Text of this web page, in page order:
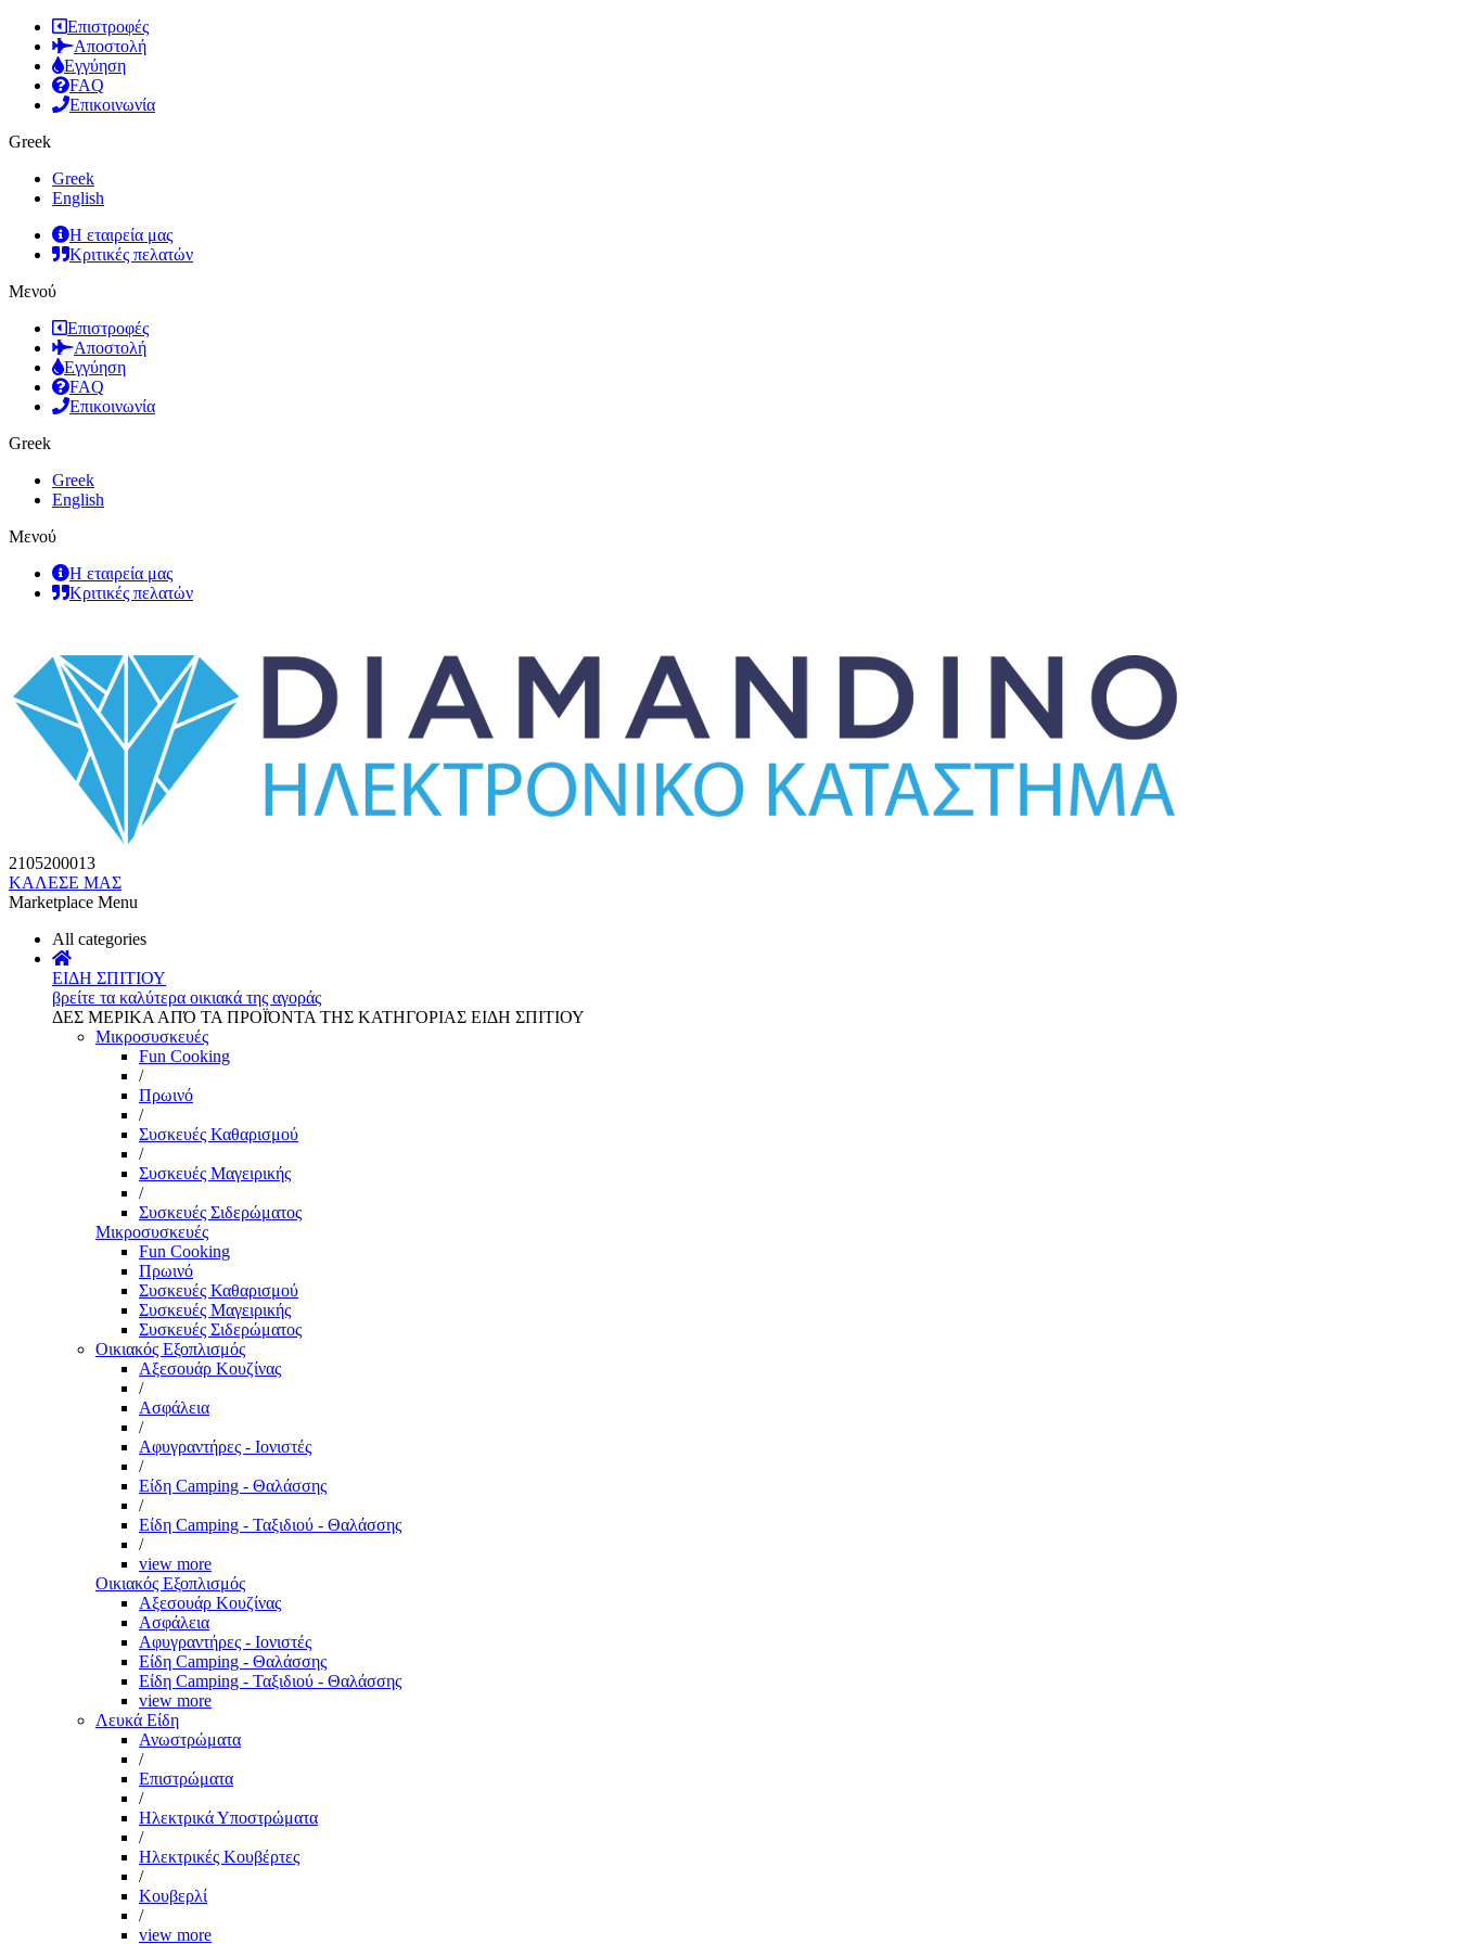
Επιστροφές
Αποστολή
Εγγύηση
FAQ
Επικοινωνία
Greek
Greek
English
Η εταιρεία μας
Κριτικές πελατών
Μενού
Επιστροφές
Αποστολή
Εγγύηση
FAQ
Επικοινωνία
Greek
Greek
English
Μενού
Η εταιρεία μας
Κριτικές πελατών
2105200013
ΚΑΛΕΣΕ ΜΑΣ
Marketplace Menu
All categories
ΕΙΔΗ ΣΠΙΤΙΟΥ
βρείτε τα καλύτερα οικιακά της αγοράς
ΔΕΣ ΜΕΡΙΚΑ ΑΠΌ ΤΑ ΠΡΟΪΌΝΤΑ ΤΗΣ ΚΑΤΗΓΟΡΙΑΣ ΕΙΔΗ ΣΠΙΤΙΟΥ
Μικροσυσκευές
Fun Cooking
/
Πρωινό
/
Συσκευές Καθαρισμού
/
Συσκευές Μαγειρικής
/
Συσκευές Σιδερώματος
Μικροσυσκευές
Fun Cooking
Πρωινό
Συσκευές Καθαρισμού
Συσκευές Μαγειρικής
Συσκευές Σιδερώματος
Οικιακός Εξοπλισμός
Αξεσουάρ Κουζίνας
/
Ασφάλεια
/
Αφυγραντήρες - Ιονιστές
/
Είδη Camping - Θαλάσσης
/
Είδη Camping - Ταξιδιού - Θαλάσσης
/
view more
Οικιακός Εξοπλισμός
Αξεσουάρ Κουζίνας
Ασφάλεια
Αφυγραντήρες - Ιονιστές
Είδη Camping - Θαλάσσης
Είδη Camping - Ταξιδιού - Θαλάσσης
view more
Λευκά Είδη
Ανωστρώματα
/
Επιστρώματα
/
Ηλεκτρικά Υποστρώματα
/
Ηλεκτρικές Κουβέρτες
/
Κουβερλί
/
view more